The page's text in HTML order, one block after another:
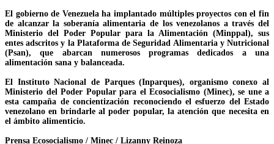
El gobierno de Venezuela ha implantado múltiples proyectos con el fin
de alcanzar la soberanía alimentaria de los venezolanos a través del
Ministerio del Poder Popular para la Alimentación (Minppal), sus
entes adscritos y la Plataforma de Seguridad Alimentaria y Nutricional
(Psan), que abarcan numerosos programas dedicados a una
alimentación sana y balanceada.
El Instituto Nacional de Parques (Inparques), organismo conexo al
Ministerio del Poder Popular para el Ecosocialismo (Minec), se une a
esta campaña de concientización reconociendo el esfuerzo del Estado
venezolano en brindarle al poder popular, la atención que necesita en
el ámbito alimenticio.
Prensa Ecosocialismo / Minec / Lizanny Reinoza